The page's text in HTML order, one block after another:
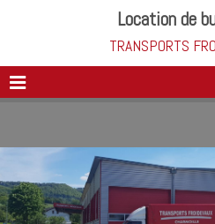
Location de
TRANSPORTS